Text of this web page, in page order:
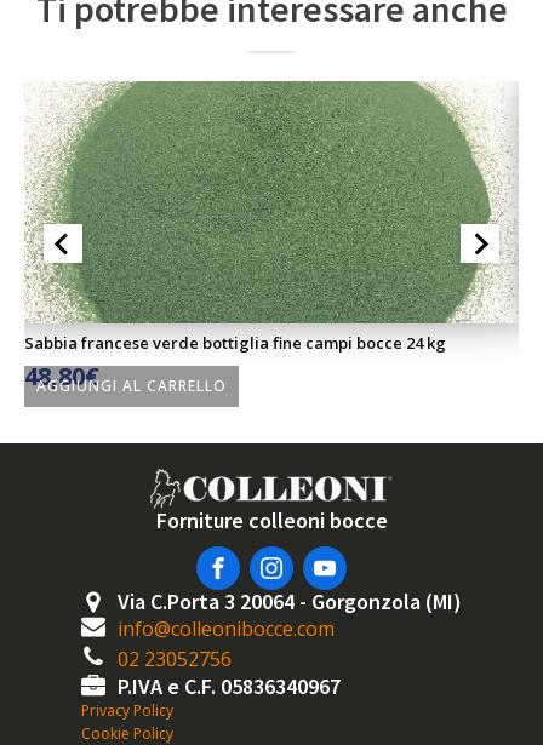
AGGIUNGI AL CARRELLO
Sabbia francese verde bottiglia fine campi bocce 24 kg
48,80€
Forniture colleoni bocce
Via C.Porta 3 20064 - Gorgonzola (MI)
info@colleonibocce.com
02 23052756
P.IVA e C.F. 05836340967
Privacy Policy
Cookie Policy